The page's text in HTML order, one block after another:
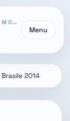
LA STORIA DELLA COPPA DEL MONDO
Menu
2014